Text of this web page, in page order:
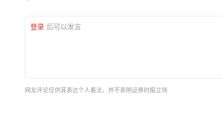
登录 后可以发言
网友评论仅供其表达个人看法，并不表明证券时报立场